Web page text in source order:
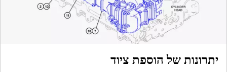
יתרונות של הוספת ציוד